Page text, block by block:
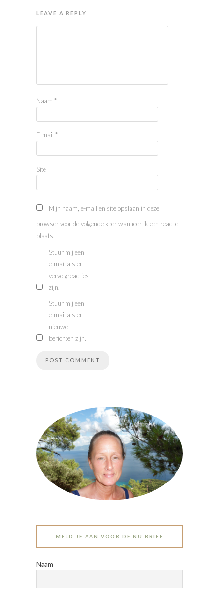
LEAVE A REPLY
Naam *
E-mail *
Site
Mijn naam, e-mail en site opslaan in deze
browser voor de volgende keer wanneer ik een reactie
plaats.
Stuur mij een
e-mail als er
vervolgreacties
zijn.
Stuur mij een
e-mail als er
nieuwe
berichten zijn.
MELD JE AAN VOOR DE NU BRIEF
Naam